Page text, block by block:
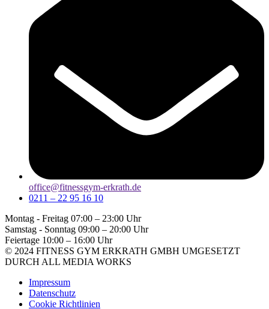
office@fitnessgym-erkrath.de
0211 – 22 95 16 10
Montag - Freitag 07:00 – 23:00 Uhr
Samstag - Sonntag 09:00 – 20:00 Uhr
Feiertage 10:00 – 16:00 Uhr
© 2024 FITNESS GYM ERKRATH GMBH UMGESETZT
DURCH ALL MEDIA WORKS
Impressum
Datenschutz
Cookie Richtlinien